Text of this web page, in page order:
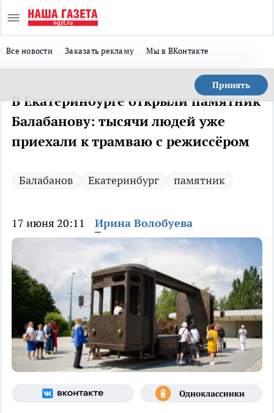
Все новости Заказать рекламу Мы в ВКонтакте
Принять
В Екатеринбурге открыли памятник
Балабанову: тысячи людей уже
приехали к трамваю с режиссёром
Балабанов Екатеринбург памятник
17 июня 20:11 Ирина Волобуева